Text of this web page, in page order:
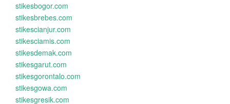
stikesbogor.com
stikesbrebes.com
stikescianjur.com
stikesciamis.com
stikesdemak.com
stikesgarut.com
stikesgorontalo.com
stikesgowa.com
stikesgresik.com